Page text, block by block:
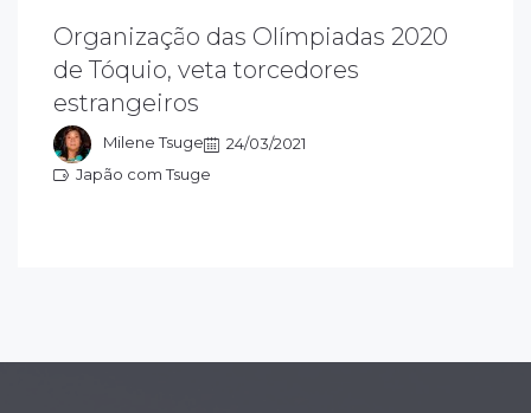
Organização das Olímpiadas 2020
de Tóquio, veta torcedores
estrangeiros
Milene Tsuge
24/03/2021
Japão com Tsuge
estrangeiro não vai poder participar
Olímpiadas de 2020. Com o avanço do
19 no mundo, somente os residentes
Japão, terão acesso